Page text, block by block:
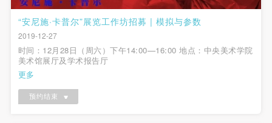
“安尼施·卡普尔”展览工作坊招募 | 模拟与参数
2019-12-27
时间：12月28日（周六）下午14:00—16:00 地点：中央美术学院
美术馆展厅及学术报告厅
更多
预约结束
提供一个交流、学习、展示的平台。作为一家公益性
单位，其开展的公共教育活动以学术性和公益性为
主。
（3）、乙方为甲方拍摄中央美术学院公共教育部所
有公教活动。
二、拍摄内容、使用形式、使用地域范围
提供一个交流、学习、展示的平台。作为一家公益性
单位，其开展的公共教育活动以学术性和公益性为
主。
（3）、乙方为甲方拍摄中央美术学院公共教育部所
有公教活动。
二、拍摄内容、使用形式、使用地域范围
提供一个交流、学习、展示的平台。作为一家公益性
单位，其开展的公共教育活动以学术性和公益性为
主。
（3）、乙方为甲方拍摄中央美术学院公共教育部所
有公教活动。
二、拍摄内容、使用形式、使用地域范围